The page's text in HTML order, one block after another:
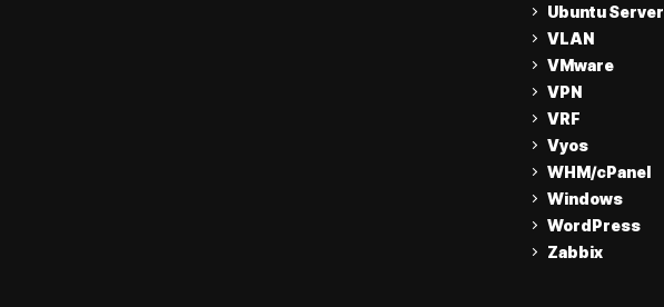
Ubuntu Server
VLAN
VMware
VPN
VRF
Vyos
WHM/cPanel
Windows
WordPress
Zabbix